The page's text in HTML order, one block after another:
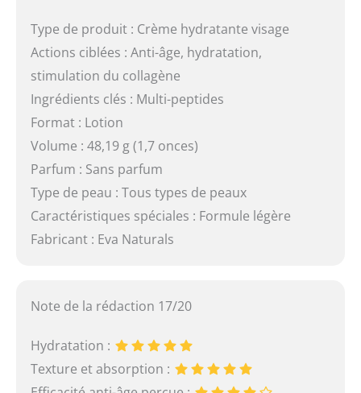
Type de produit : Crème hydratante visage
Actions ciblées : Anti-âge, hydratation,
stimulation du collagène
Ingrédients clés : Multi-peptides
Format : Lotion
Volume : 48,19 g (1,7 onces)
Parfum : Sans parfum
Type de peau : Tous types de peaux
Caractéristiques spéciales : Formule légère
Fabricant : Eva Naturals
Note de la rédaction 17/20
Hydratation :
Texture et absorption :